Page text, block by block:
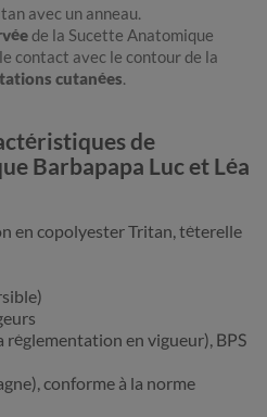
avec un anneau.
de la Sucette Anatomique
contact avec le contour de la
cutanées.
de
Barbapapa Luc et Léa
en copolyester Tritan, téterelle
réglementation en vigueur), BPS
conforme à la norme